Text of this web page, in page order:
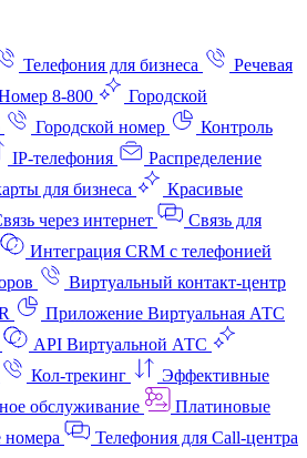
Телефония для бизнеса
Речевая
8-800
Городской
Городской номер
Контроль
IP-телефония
Распределение
для бизнеса
Красивые
через интернет
Связь для
Интеграция CRM с телефонией
Виртуальный контакт‑центр
Приложение Виртуальная АТС
API Виртуальной АТС
Кол-трекинг
Эффективные
обслуживание
Платиновые
номера
Телефония для Call-центра